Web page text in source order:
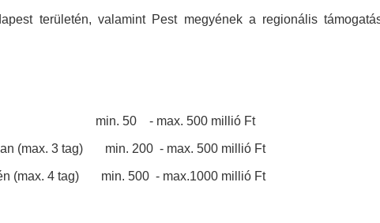
területén, valamint Pest megyének a regionális
min. 50 - max. 500 millió Ft
(max. 3 tag) min. 200 - max. 500 millió Ft
(max. 4 tag) min. 500 - max.1000 millió Ft